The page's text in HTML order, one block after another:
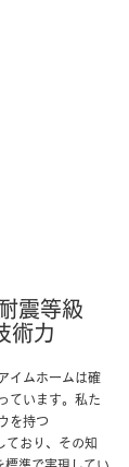
震等級
術力
イムホームは確
ています。私た
を持つ
ており、その知